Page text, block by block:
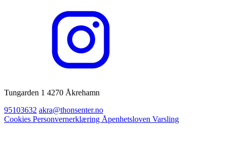
Tungarden 1 4270 Åkrehamn
95103632 akra@thonsenter.no
Cookies Personvernerklæring Åpenhetsloven Varsling